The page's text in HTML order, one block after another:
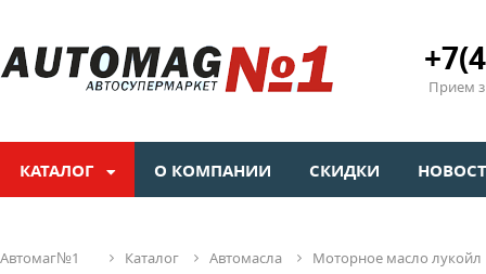
Прием
КАТАЛОГ О КОМПАНИИ СКИДКИ
автомаг№1 каталог автомасла моторное масло лукойл